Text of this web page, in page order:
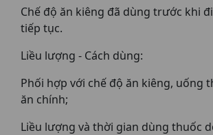
Chế độ ăn kiêng đã dùng trước khi
tiếp tục.
Liều lượng - Cách dùng:
Phối hợp với chế độ ăn kiêng, uống
ăn chính;
Liều lượng và thời gian dùng thuốc